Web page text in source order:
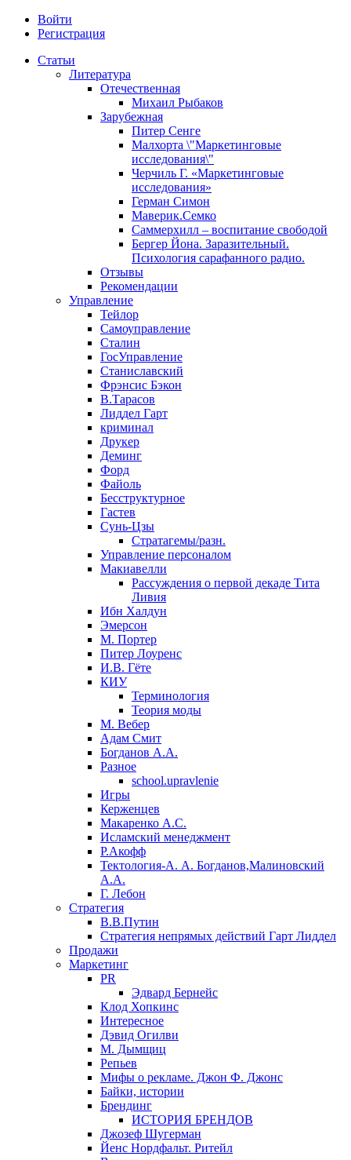
Войти
Регистрация
Статьи
Литература
Отечественная
Михаил Рыбаков
Зарубежная
Питер Сенге
Малхорта \"Маркетинговые
исследования\"
Черчиль Г. «Маркетинговые
исследования»
Герман Симон
Маверик.Семко
Саммерхилл – воспитание свободой
Бергер Йона. Заразительный.
Психология сарафанного радио.
Отзывы
Рекомендации
Управление
Тейлор
Самоуправление
Сталин
ГосУправление
Станиславский
Фрэнсис Бэкон
В.Тарасов
Лиддел Гарт
криминал
Друкер
Деминг
Форд
Файоль
Бесструктурное
Гастев
Сунь-Цзы
Стратагемы/разн.
Управление персоналом
Макиавелли
Рассуждения о первой декаде Тита
Ливия
Ибн Халдун
Эмерсон
М. Портер
Питер Лоуренс
И.В. Гёте
КИУ
Терминология
Теория моды
М. Вебер
Адам Смит
Богданов А.А.
Разное
school.upravlenie
Игры
Керженцев
Макаренко А.С.
Исламский менеджмент
Р.Акофф
Тектология-А. А. Богданов,Малиновский
А.А.
​Г. Лебон
Стратегия
В.В.Путин
​Стратегия непрямых действий Гарт Лиддел
Продажи
Маркетинг
PR
Эдвард Бернейс
Клод Хопкинс
Интересное
Дэвид Огилви
М. Дымщиц
Репьев
Мифы о рекламе. Джон Ф. Джонс
Байки, истории
Брендинг
ИСТОРИЯ БРЕНДОВ
Джозеф Шугерман
​Йенс Нордфальт. Ритейл